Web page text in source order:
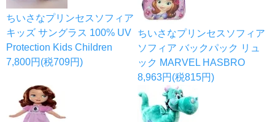
ちいさなプリンセスソフィア
キッズ サングラス 100% UV
Protection Kids Children
7,800円(税709円)
ちいさなプリンセスソフィア
ソフィア バックパック リュ
ック MARVEL HASBRO
8,963円(税815円)